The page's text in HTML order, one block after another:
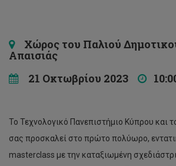
Χώρος του Παλιού
Απαισιάς
21 Οκτωβρίου 2023
Το Τεχνολογικό Πανεπιστήμιο Κύπρου και
σας προσκαλεί στο πρώτο πολύωρο,
masterclass με την καταξιωμένη